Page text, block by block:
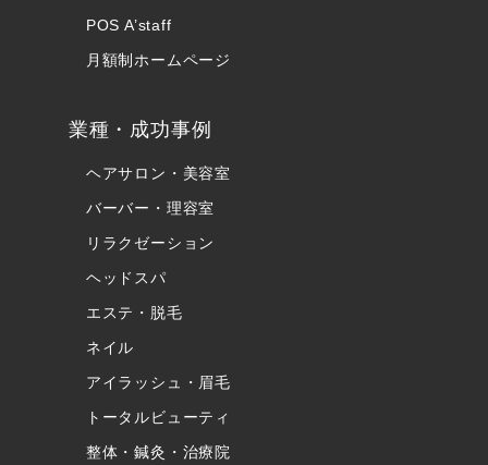
POS A’staff
月額制ホームページ
業種・成功事例
ヘアサロン・美容室
バーバー・理容室
リラクゼーション
ヘッドスパ
エステ・脱毛
ネイル
アイラッシュ・眉毛
トータルビューティ
整体・鍼灸・治療院